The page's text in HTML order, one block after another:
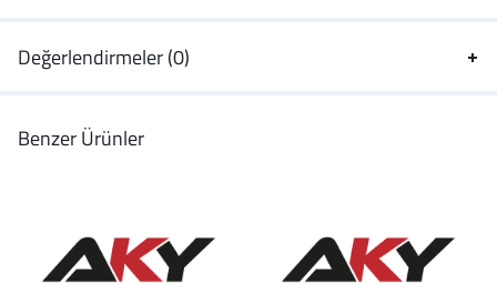
Değerlendirmeler (0)
Benzer Ürünler